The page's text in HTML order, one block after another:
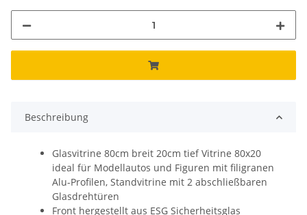
Beschreibung
Glasvitrine 80cm breit 20cm tief Vitrine 80x20
ideal für Modellautos und Figuren mit filigranen
Alu-Profilen, Standvitrine mit 2 abschließbaren
Glasdrehtüren
Front hergestellt aus ESG Sicherheitsglas